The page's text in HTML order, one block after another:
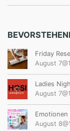
Friday
August
Ladies
August
August